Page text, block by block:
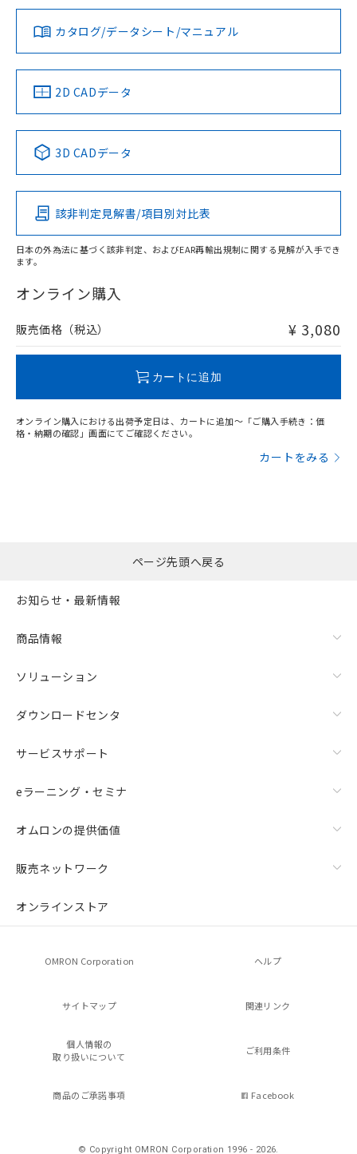
ダウンロードデータをご利用いただく前に、以下を必ずお読
みください。
ソフトウェアの使用条件
対応済み
中国 RoHS 注意事項・凡例
Pb Hg Cd Cr(VI)
O
在庫等で未対応品が混在する可能性があります。
問い合わせください。
LR型式承認
（イギリス
船舶規格）
DNV型式承認
（ノルウェー
BV型式承認
（フランス
KR型式
（韓国
No No No No
この製品の規格認証/適合状況ページへ
その他の認証はこちらのページからご検索ください
カタログ/データシート/マニュアル
2D CADデータ
3D CADデータ
該非判定見解書/項目別対比表
日本の外為法に基づく該非判定、およびEAR再輸出規制に関する見解が入手でき
ます。
オンライン購入
販売価格（税込） ¥ 3,080
カートに追加
オンライン購入における出荷予定日は、カートに追加～「ご購入手続き：価
格・納期の確認」画面にてご確認ください。
カートをみる
ページ先頭へ戻る
お知らせ・最新情報
商品情報
ソリューション
ダウンロードセンタ
サービスサポート
eラーニング・セミナ
オムロンの提供価値
販売ネットワーク
オンラインストア
OMRON Corporation ヘルプ
サイトマップ 関連リンク
個人情報の
取り扱いについて
ご利用条件
商品のご承諾事項 Facebook
© Copyright OMRON Corporation 1996 - 2026.